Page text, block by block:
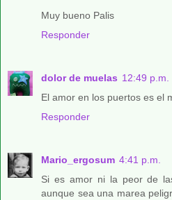
Muy bueno Palis
Responder
dolor de muelas 12:49 p.m.
El amor en los puertos es el
Responder
Mario_ergosum 4:41 p.m.
Si es amor ni la peor de
aunque sea una marea